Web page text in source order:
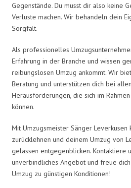
Gegenstände. Du musst dir also keine
Verluste machen. Wir behandeln dein
Sorgfalt.
Als professionelles
Erfahrung in der Branche und wissen
reibungslosen Umzug ankommt. Wir
Beratung und unterstützen dich bei
Herausforderungen, die sich im
können.
Mit Umzugsmeister Sänger Leverkusen
zurücklehnen und deinem Umzug von
gelassen entgegenblicken. Kontaktiere
unverbindliches Angebot und freue
Umzug zu günstigen Konditionen!